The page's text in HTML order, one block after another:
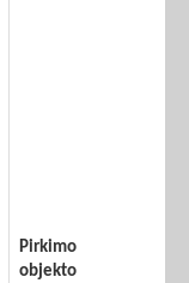
Pirkimo
objekto